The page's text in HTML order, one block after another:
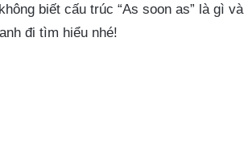
biết cấu trúc “As soon as” là gì và
đi tìm hiểu nhé!